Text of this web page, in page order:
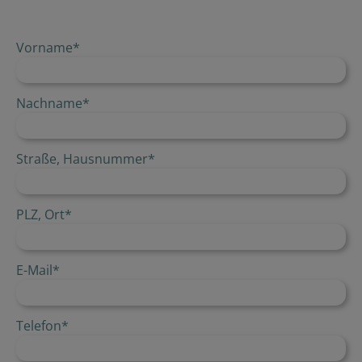
Vorname*
Nachname*
Straße, Hausnummer*
PLZ, Ort*
E-Mail*
Telefon*